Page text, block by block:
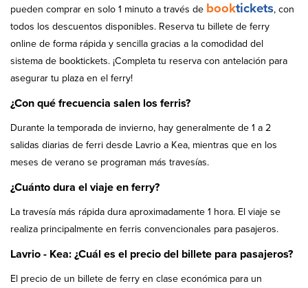
pueden comprar en solo 1 minuto a través de booktickets, con
todos los descuentos disponibles. Reserva tu billete de ferry
online de forma rápida y sencilla gracias a la comodidad del
sistema de booktickets. ¡Completa tu reserva con antelación para
asegurar tu plaza en el ferry!
¿Con qué frecuencia salen los ferris?
Durante la temporada de invierno, hay generalmente de 1 a 2
salidas diarias de ferri desde Lavrio a Kea, mientras que en los
meses de verano se programan más travesías.
¿Cuánto dura el viaje en ferry?
La travesía más rápida dura aproximadamente 1 hora. El viaje se
realiza principalmente en ferris convencionales para pasajeros.
Lavrio - Kea: ¿Cuál es el precio del billete para pasajeros?
El precio de un billete de ferry en clase económica para un